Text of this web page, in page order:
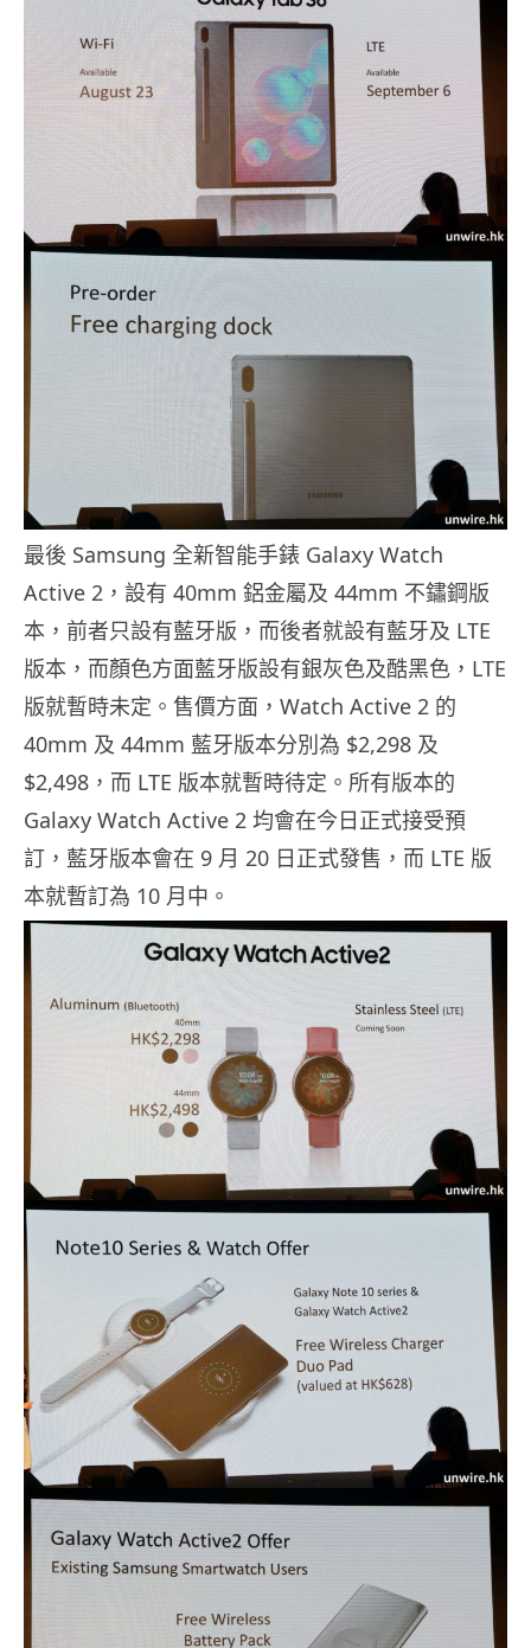
最後 Samsung 全新智能手錶 Galaxy Watch
Active 2，設有 40mm 鋁金屬及 44mm 不鏽鋼版
本，前者只設有藍牙版，而後者就設有藍牙及 LTE
版本，而顏色方面藍牙版設有銀灰色及酷黑色，LTE
版就暫時未定。售價方面，Watch Active 2 的
40mm 及 44mm 藍牙版本分別為 $2,298 及
$2,498，而 LTE 版本就暫時待定。所有版本的
Galaxy Watch Active 2 均會在今日正式接受預
訂，藍牙版本會在 9 月 20 日正式發售，而 LTE 版
本就暫訂為 10 月中。